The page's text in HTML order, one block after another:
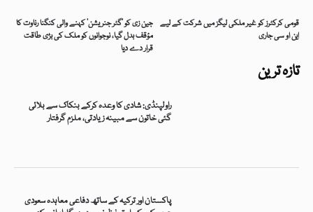
تازہ ترین
راولپنڈی: شادی کا وعدہ کرکے بنکاک سے بلائی
گئی خاتون سے مبینہ زیادتی، ملزم گرفتار
پاکستان اور ترکیہ کے ساتھ دفاعی معاہدہ سعودی
جین زی کو ’گٹر جنریشن‘ کہنے والی کنگنا رناوت کا
مؤقف بدل گیا، نوجوانوں کو ملک کی بڑی طاقت
قرار دے دیا
قومی کرکٹرز کو غیر ملکی لیگز میں شرکت کے لیے
این او سی جاری